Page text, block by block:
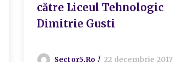
către Liceul Tehnologic
Dimitrie Gusti
Sector5.ro 22 decembrie 2017